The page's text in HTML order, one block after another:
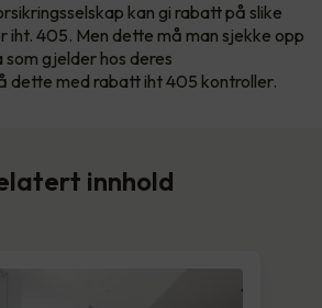
kan gi rabatt på slike
405. Men dette må man sjekke opp
som gjelder hos deres
dette med rabatt iht 405 kontroller.
innhold